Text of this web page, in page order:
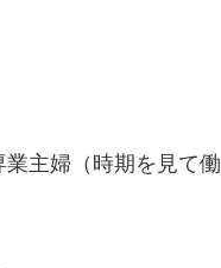
主婦（時期を見て働